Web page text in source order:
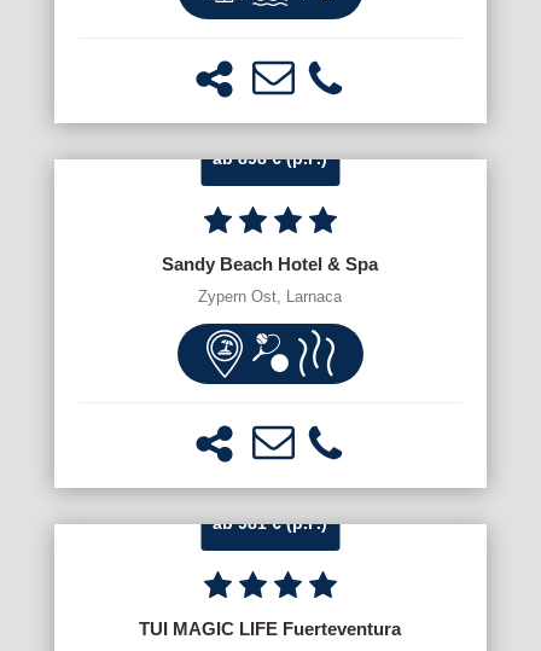
ab 898 € (p.P.)
Sandy Beach Hotel & Spa
Zypern Ost, Larnaca
ab 981 € (p.P.)
TUI MAGIC LIFE Fuerteventura